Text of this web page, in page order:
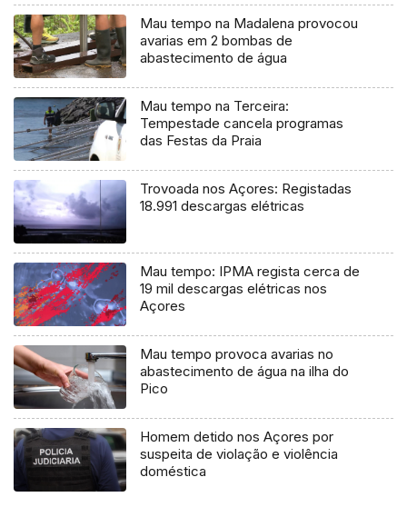
Mau tempo na Madalena provocou
avarias em 2 bombas de
abastecimento de água
Mau tempo na Terceira:
Tempestade cancela programas
das Festas da Praia
Trovoada nos Açores: Registadas
18.991 descargas elétricas
Mau tempo: IPMA regista cerca de
19 mil descargas elétricas nos
Açores
Mau tempo provoca avarias no
abastecimento de água na ilha do
Pico
Homem detido nos Açores por
suspeita de violação e violência
doméstica